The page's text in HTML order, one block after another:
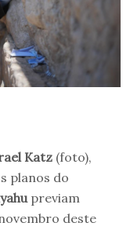
Katz (foto),
planos do
previam
deste